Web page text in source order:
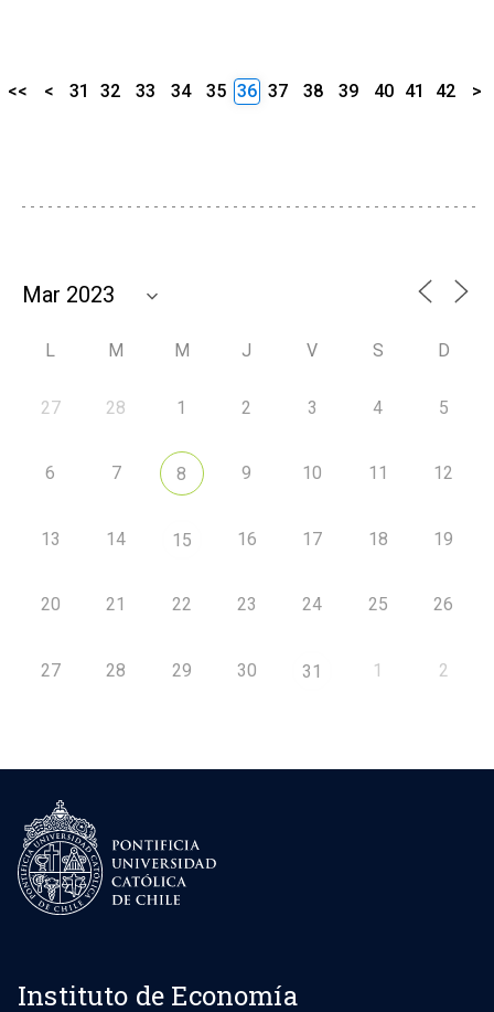
<< < 31 32 33 34 35 36 37 38 39 40 41 42 >
L M M J V S D
27 28 1 2 3 4 5
6 7 8 9 10 11 12
13 14 15 16 17 18 19
20 21 22 23 24 25 26
27 28 29 30 31 1 2
Instituto de Economía